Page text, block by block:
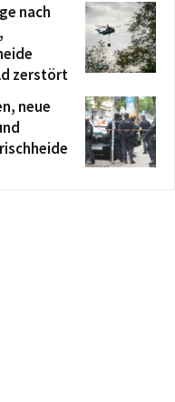
nach
zerstört
neue